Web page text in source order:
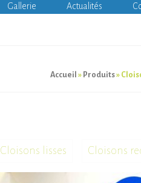
Gallerie Actualités
Accueil » Produits»
Cloisons lisses Cloisons